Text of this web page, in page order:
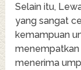
Selain itu,
yang sangat
kemampuan
menempatkan
menerima